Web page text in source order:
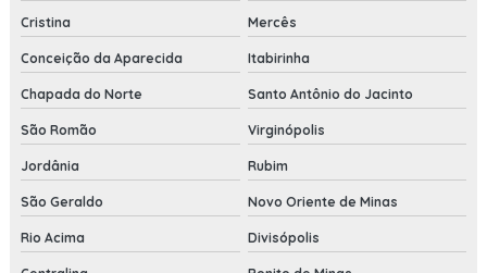
Cristina Mercês
Conceição da Aparecida Itabirinha
Chapada do Norte Santo Antônio do Jacinto
São Romão Virginópolis
Jordânia Rubim
São Geraldo Novo Oriente de Minas
Rio Acima Divisópolis